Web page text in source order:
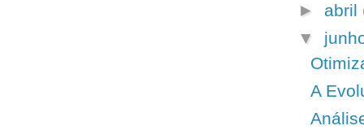
► abril
▼
A